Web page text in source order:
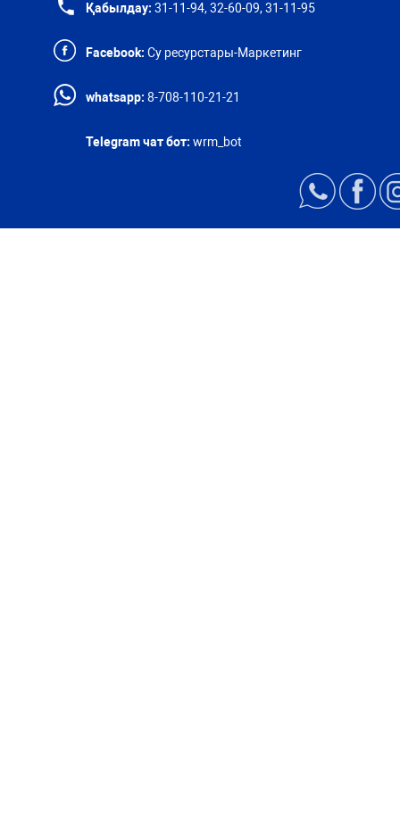
Қабылдау: 31-11-94, 32-60-09, 31-11-95
Facebook: Су ресурстары-Маркетинг
whatsapp: 8-708-110-21-21
Telegram чат бот: wrm_bot